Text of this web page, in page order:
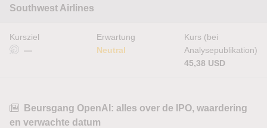
Southwest Airlines
Kursziel
—
Erwartung
Neutral
Kurs (bei
Analysepublikation)
45,38 USD
Beursgang OpenAI: alles over de IPO, waardering
en verwachte datum